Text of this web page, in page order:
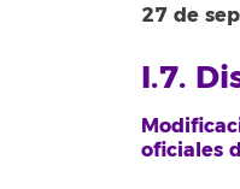
27 de
I.7.
oficiales